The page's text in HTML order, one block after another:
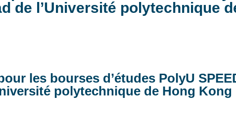
de l’Université polytechnique
les bourses d’études PolyU
polytechnique de Hong Kong